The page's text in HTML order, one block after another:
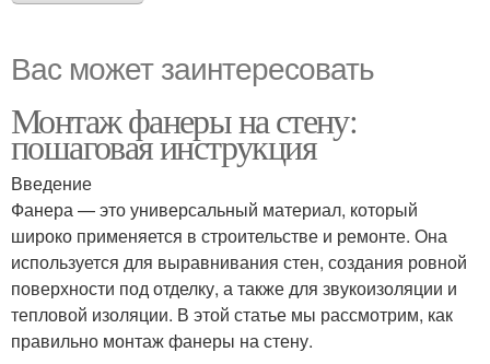
Вас может заинтересовать
Монтаж фанеры на стену:
пошаговая инструкция
Введение
Фанера — это универсальный материал, который
широко применяется в строительстве и ремонте. Она
используется для выравнивания стен, создания ровной
поверхности под отделку, а также для звукоизоляции и
тепловой изоляции. В этой статье мы рассмотрим, как
правильно монтаж фанеры на стену.